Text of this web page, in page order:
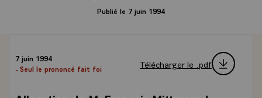
Publié le 7 juin 1994
7 juin 1994
- Seul le prononcé fait foi
Télécharger le .pdf